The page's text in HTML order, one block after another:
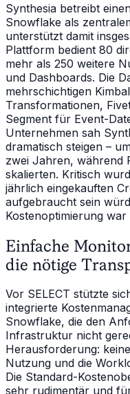
Synthesia betreibt
Snowflake als
unterstützt damit
Plattform bedient 80
mehr als 250 weitere
und Dashboards. Die
mehrschichtigen
Transformationen,
Segment für Event-
Unternehmen sah
dramatisch steigen –
zwei Jahren, während
skalierten. Kritisch
jährlich eingekauften
aufgebraucht sein
Kostenoptimierung
Einfache
die nötige
Vor SELECT stützte
integrierte
Snowflake, die den
Infrastruktur nicht
Herausforderung:
Nutzung und die
Die Standard-
sehr rudimentär und